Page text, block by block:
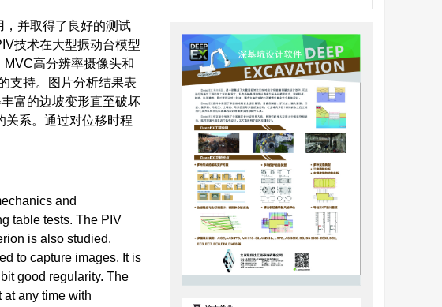
并取得了良好的测试
技术在大型振动台模型
高分辨率摄像头和
支持。图片分析结果表
富的边坡变形直至破坏
关系。通过对位移时程
and
table tests. The PIV
is also studied.
to capture images. It is
good regularity. The
any time with